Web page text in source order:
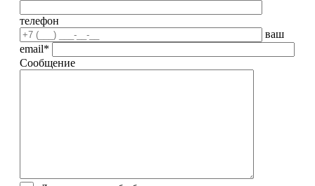
телефон
ваш
email*
Сообщение